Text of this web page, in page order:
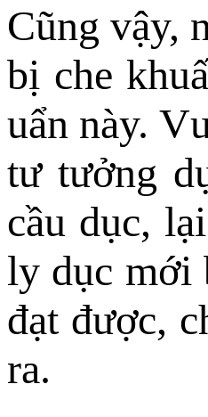
Cũng vậy,
bị che
uẩn này.
tư tưởng
cầu dục,
ly dục mới
đạt được,
ra.